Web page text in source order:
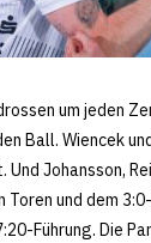
um jeden
Ball. Wiencek
Und Johansson,
und dem
Führung. Die